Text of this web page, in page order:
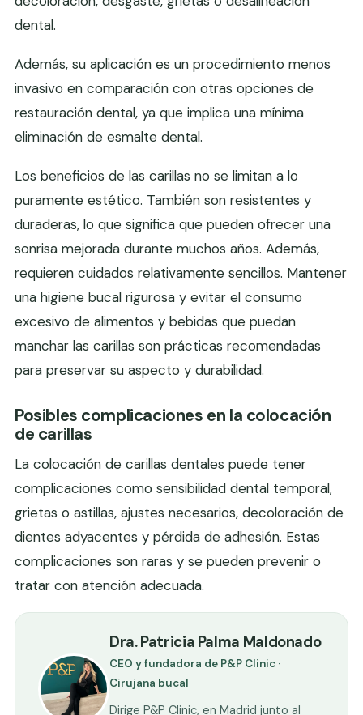
dental.
Además, su aplicación es un procedimiento menos
invasivo en comparación con otras opciones de
restauración dental, ya que implica una mínima
eliminación de esmalte dental.
Los beneficios de las carillas no se limitan a lo
puramente estético. También son resistentes y
duraderas, lo que significa que pueden ofrecer una
sonrisa mejorada durante muchos años. Además,
requieren cuidados relativamente sencillos. Mantener
una higiene bucal rigurosa y evitar el consumo
excesivo de alimentos y bebidas que puedan
manchar las carillas son prácticas recomendadas
para preservar su aspecto y durabilidad.
Posibles complicaciones en la colocación
de carillas
La colocación de carillas dentales puede tener
complicaciones como sensibilidad dental temporal,
grietas o astillas, ajustes necesarios, decoloración de
dientes adyacentes y pérdida de adhesión. Estas
complicaciones son raras y se pueden prevenir o
tratar con atención adecuada.
Dra. Patricia Palma Maldonado
CEO y fundadora de P&P Clinic ·
Cirujana bucal
Dirige P&P Clinic, en Madrid junto al